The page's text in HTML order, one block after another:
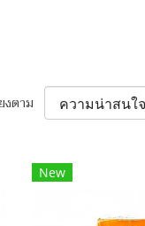
งตาม
New